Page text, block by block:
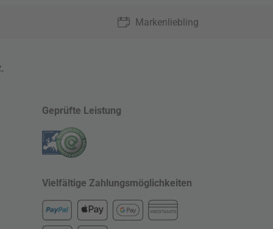
Markenliebling
,
Geprüfte Leistung
Vielfältige Zahlungsmöglichkeiten
KREDITKARTE